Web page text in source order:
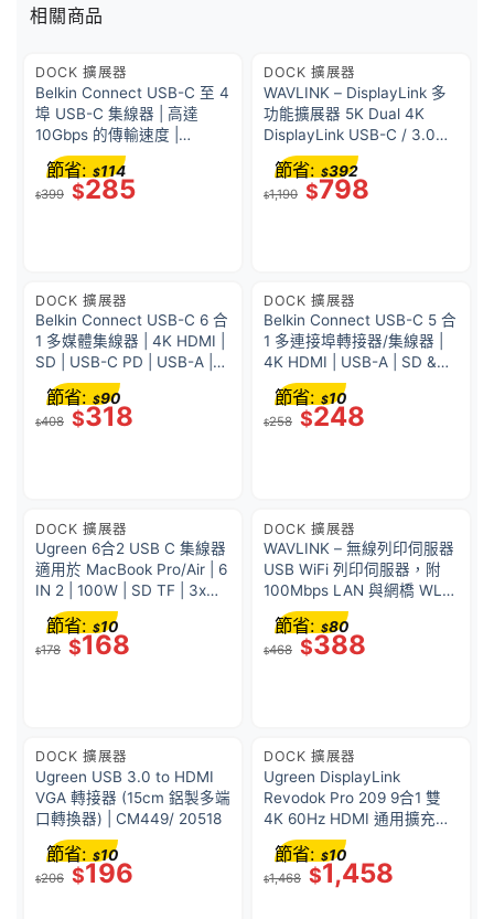
相關商品
DOCK 擴展器
Belkin Connect USB-C 至 4
埠 USB-C 集線器 | 高達
10Gbps 的傳輸速度 |
AVC018BTBK
$399 $285
節省: $114
DOCK 擴展器
WAVLINK – DisplayLink 多
功能擴展器 5K Dual 4K
DisplayLink USB-C / 3.0
HDMI / DP 輸出 USB hub
UG69DK1
$1,190 $798
節省: $392
DOCK 擴展器
Belkin Connect USB-C 6 合
1 多媒體集線器 | 4K HDMI |
SD | USB-C PD | USB-A |
Gigabit Ethernet |
AVC008fqSGY-V2
$408 $318
節省: $90
DOCK 擴展器
Belkin Connect USB-C 5 合
1 多連接埠轉接器/集線器 |
4K HDMI | USB-A | SD &
MicroSD | AVC007fqSGY-
V2
$258 $248
節省: $10
DOCK 擴展器
Ugreen 6合2 USB C 集線器
適用於 MacBook Pro/Air | 6
IN 2 | 100W | SD TF | 3x
USB 3.0 | Thunderbolt 3
6K 60Hz | CM25
$178 $168
節省: $10
DOCK 擴展器
WAVLINK – 無線列印伺服器
USB WiFi 列印伺服器，附
100Mbps LAN 與網橋 WL-
NU516U1 原裝行貨 一年保
養
$468 $388
節省: $80
DOCK 擴展器
Ugreen USB 3.0 to HDMI
VGA 轉接器 (15cm 鋁製多端
口轉換器) | CM449/ 20518
$206 $196
節省: $10
DOCK 擴展器
Ugreen DisplayLink
Revodok Pro 209 9合1 雙
4K 60Hz HDMI 通用擴充基
座 | Mac M1/M2/M3/M4 適
用 | PD 100W | CM615/
90912
$1,468 $1,458
節省: $10